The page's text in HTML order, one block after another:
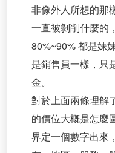
非像外人所想的那
一直被剝削什麼的
80%~90% 都是妹
是銷售員一樣，只
金。
對於上面兩條理解
的價位大概是怎麼
界定一個數字出來